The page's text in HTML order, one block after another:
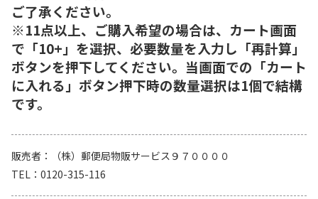
ご了承ください。
※11点以上、ご購入希望の場合は、カート画面
で「10+」を選択、必要数量を入力し「再計算」
ボタンを押下してください。当画面での「カート
に入れる」ボタン押下時の数量選択は1個で結構
です。
販売者
（株）郵便局物販サービス９７００００
TEL
0120-315-116